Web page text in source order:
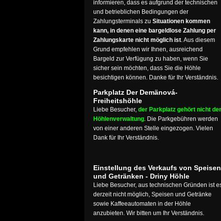
informieren, dass es aufgrund der technischen
und betrieblichen Bedingungen der
Zahlungsterminals zu Situationen kommen
kann, in denen eine bargeldlose Zahlung per
Zahlungskarte nicht möglich ist. Aus diesem
Grund empfehlen wir Ihnen, ausreichend
Bargeld zur Verfügung zu haben, wenn Sie
sicher sein möchten, dass Sie die Höhle
besichtigen können. Danke für Ihr Verständnis.
Parkplatz Der Demänová-
Freiheitshöhle
Liebe Besucher, der Parkplatz gehört nicht der
Höhlenverwaltung. Die Parkgebühren werden
von einer anderen Stelle eingezogen. Vielen
Dank für Ihr Verständnis.
Einstellung des Verkaufs von Speisen
und Getränken - Driny Höhle
Liebe Besucher, aus technischen Gründen ist
derzeit nicht möglich, Speisen und Getränke
sowie Kaffeeautomaten in der Höhle
anzubieten. Wir bitten um Ihr Verständnis.